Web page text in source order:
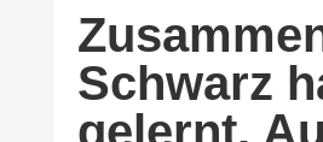
Schwarz
gelernt.